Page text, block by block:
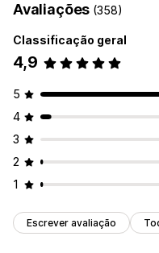
Avaliações (358)
Classificação geral
4,9
5
4
3
2
1
Escrever avaliação